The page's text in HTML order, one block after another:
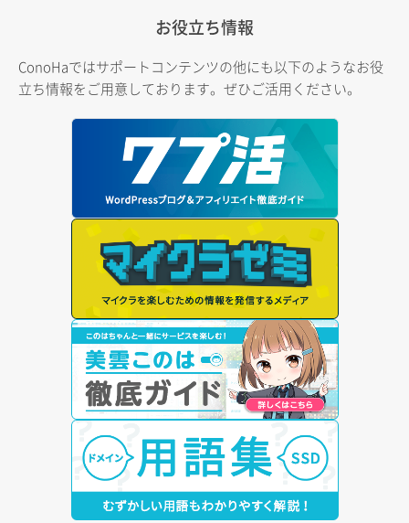
お役立ち情報
ConoHaではサポートコンテンツの他にも以下のようなお役
立ち情報をご用意しております。ぜひご活用ください。